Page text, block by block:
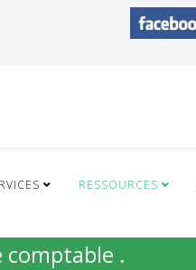
RESSOURCES
comptable .